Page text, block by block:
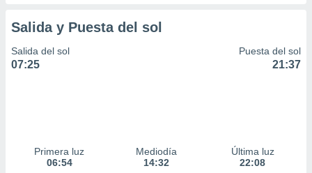
Salida y Puesta del sol
Salida del sol
07:25
Puesta del sol
21:37
Primera luz
06:54
Mediodía
14:32
Última luz
22:08